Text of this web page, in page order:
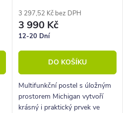
3 297,52 Kč bez DPH
3 990 Kč
12-20 Dní
DO KOŠÍKU
Multifunkční postel s úložným
prostorem Michigan vytvoří
krásný i praktický prvek ve